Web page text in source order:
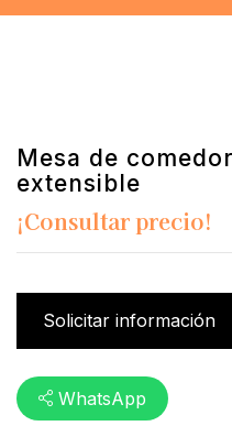
Mesa de
extensible
¡Consultar precio!
Solicitar información
WhatsApp